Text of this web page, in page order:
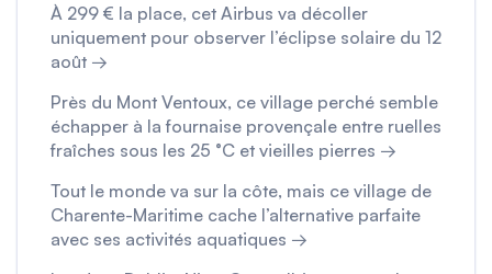
À 299 € la place, cet Airbus va décoller
uniquement pour observer l’éclipse solaire du 12
août →
Près du Mont Ventoux, ce village perché semble
échapper à la fournaise provençale entre ruelles
fraîches sous les 25 °C et vieilles pierres →
Tout le monde va sur la côte, mais ce village de
Charente-Maritime cache l’alternative parfaite
avec ses activités aquatiques →